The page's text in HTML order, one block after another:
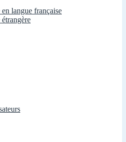
langue française